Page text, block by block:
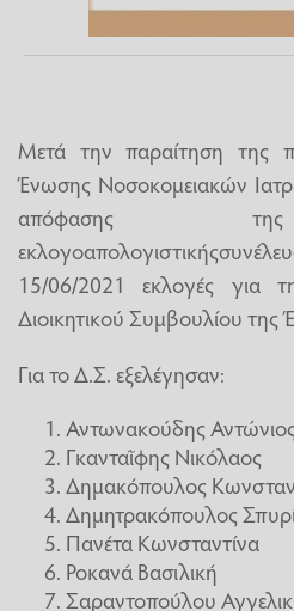
Μετά την παραίτηση της
Ένωσης Νοσοκομειακών
απόφασης της
15/06/2021 εκλογές για
Διοικητικού Συμβουλίου της
Για το Δ.Σ. εξελέγησαν:
Αντωνακούδης Αντώνιος
Γκανταῒφης Νικόλαος
Δημακόπουλος
Δημητρακόπουλος
Πανέτα Κωνσταντίνα
Ροκανά Βασιλική
Σαραντοπούλου